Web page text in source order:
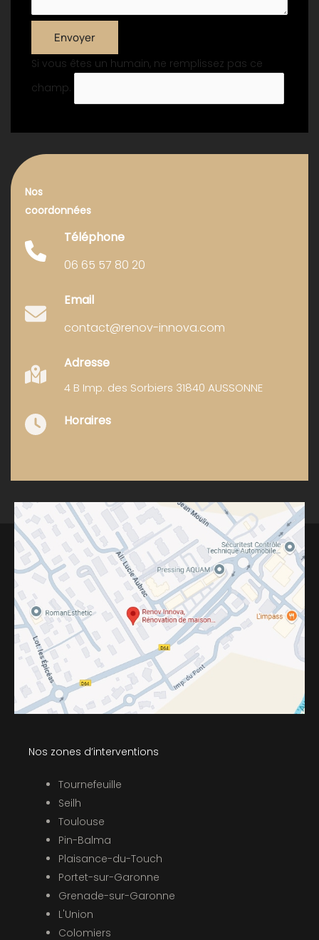
Envoyer
Si vous êtes un humain, ne remplissez pas ce
champ.
Nos
coordonnées
Téléphone
06 65 57 80 20
Email
contact@renov-innova.com
Adresse
4 B Imp. des Sorbiers 31840 AUSSONNE
Horaires
Nos zones d’interventions
Tournefeuille
Seilh
Toulouse
Pin-Balma
Plaisance-du-Touch
Portet-sur-Garonne
Grenade-sur-Garonne
L'Union
Colomiers